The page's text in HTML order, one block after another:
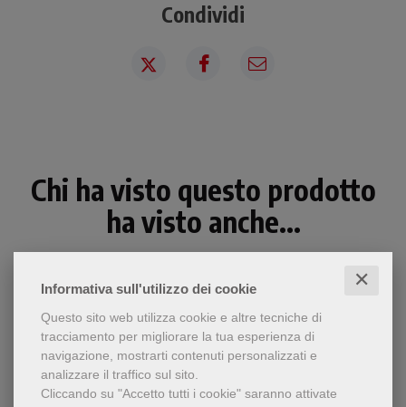
Informativa sull'utilizzo dei cookie ✕
Questo sito web utilizza cookie e altre tecniche di
tracciamento per migliorare la tua esperienza di
navigazione, mostrarti contenuti personalizzati e
analizzare il traffico sul sito.
Cliccando su "Accetto tutti i cookie" saranno attivate
Condividi
Chi ha visto questo prodotto
ha visto anche...